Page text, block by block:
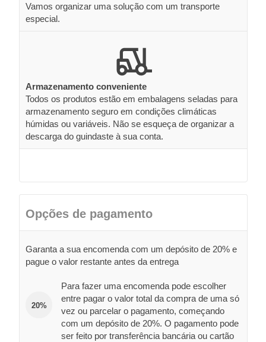
Vamos organizar uma solução com um transporte
especial.
Armazenamento conveniente
Todos os produtos estão em embalagens seladas para
armazenamento seguro em condições climáticas
húmidas ou variáveis. Não se esqueça de organizar a
descarga do guindaste à sua conta.
Opções de pagamento
Garanta a sua encomenda com um depósito de 20% e
pague o valor restante antes da entrega
20%
Para fazer uma encomenda pode escolher
entre pagar o valor total da compra de uma só
vez ou parcelar o pagamento, começando
com um depósito de 20%. O pagamento pode
ser feito por transferência bancária ou cartão